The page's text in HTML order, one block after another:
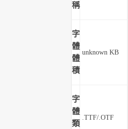
稱
字
體
體
積
unknown KB
字
體
類
.TTF/.OTF